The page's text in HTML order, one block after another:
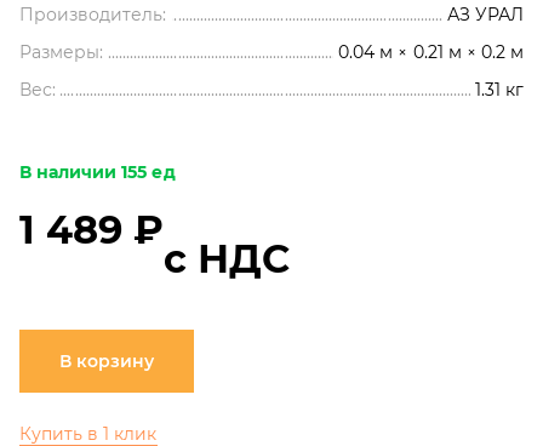
Производитель:
АЗ УРАЛ
Размеры:
0.04 м × 0.21 м × 0.2 м
Вес:
1.31 кг
В наличии 155 ед
1 489 ₽
с НДС
В корзину
Купить в 1 клик